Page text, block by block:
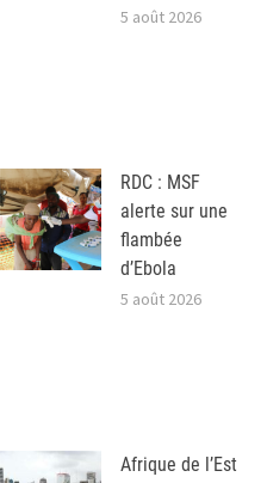
5 août 2026
RDC : MSF
alerte sur une
flambée
d’Ebola
5 août 2026
Afrique de l’Est